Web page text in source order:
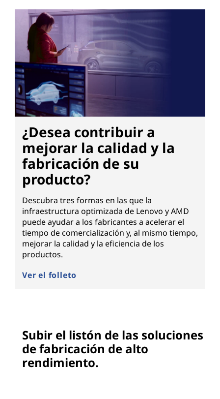
¿Desea contribuir a
mejorar la calidad y la
fabricación de su
producto?
Descubra tres formas en las que la
infraestructura optimizada de Lenovo y AMD
puede ayudar a los fabricantes a acelerar el
tiempo de comercialización y, al mismo tiempo,
mejorar la calidad y la eficiencia de los
productos.
Ver el folleto
Subir el listón de las soluciones
de fabricación de alto
rendimiento.